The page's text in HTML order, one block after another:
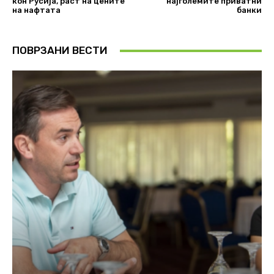
на нафтата
банки
ПОВРЗАНИ ВЕСТИ